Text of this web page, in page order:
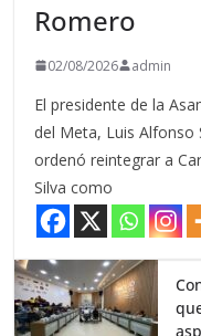
Romero
02/08/2026 admin
El presidente de la
del Meta, Luis Alfonso
ordenó reintegrar a
Silva como